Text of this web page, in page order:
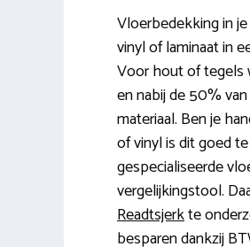
Vloerbedekking in
vinyl of laminaat in
Voor hout of tegels
en nabij de 50%
materiaal. Ben je
of vinyl is dit goed
gespecialiseerde
vergelijkingstool.
Readtsjerkte
besparen dankzij